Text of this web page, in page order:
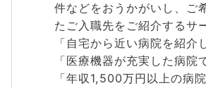
件などをおうかがいし、ご
たご入職先をご紹介するサ
「自宅から近い病院を紹介
「医療機器が充実した病院
「年収1,500万円以上の病